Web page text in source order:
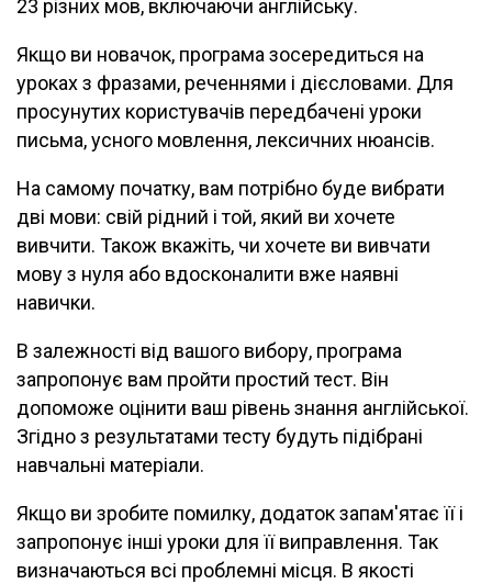
23 різних мов, включаючи англійську.
Якщо ви новачок, програма зосередиться на
уроках з фразами, реченнями і дієсловами. Для
просунутих користувачів передбачені уроки
письма, усного мовлення, лексичних нюансів.
На самому початку, вам потрібно буде вибрати
дві мови: свій рідний і той, який ви хочете
вивчити. Також вкажіть, чи хочете ви вивчати
мову з нуля або вдосконалити вже наявні
навички.
В залежності від вашого вибору, програма
запропонує вам пройти простий тест. Він
допоможе оцінити ваш рівень знання англійської.
Згідно з результатами тесту будуть підібрані
навчальні матеріали.
Якщо ви зробите помилку, додаток запам'ятає її і
запропонує інші уроки для її виправлення. Так
визначаються всі проблемні місця. В якості